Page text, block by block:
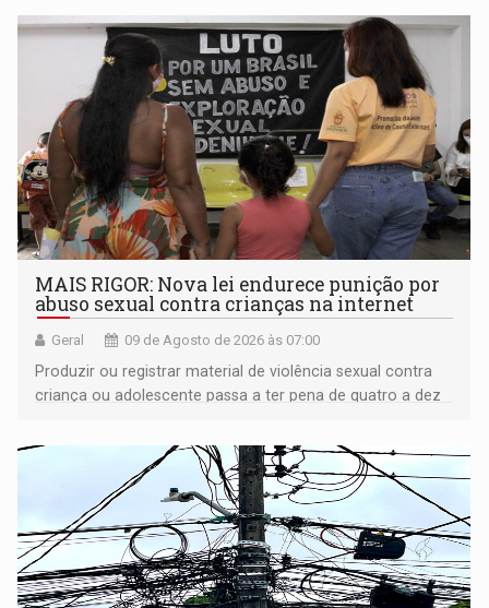
MAIS RIGOR: Nova lei endurece punição por
abuso sexual contra crianças na internet
Geral 09 de Agosto de 2026 às 07:00
Produzir ou registrar material de violência sexual contra
criança ou adolescente passa a ter pena de quatro a dez